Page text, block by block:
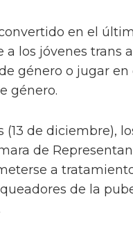
en el
a los jóvenes trans
género o jugar
género.
(13 de diciembre),
de
a
de la